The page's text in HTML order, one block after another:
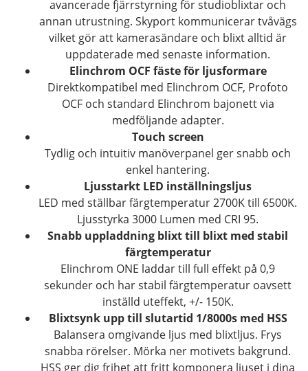
avancerade fjärrstyrning för studioblixtar och
annan utrustning. Skyport kommunicerar tvåvägs
vilket gör att kamerasändare och blixt alltid är
uppdaterade med senaste information.
Elinchrom OCF fäste för ljusformare
Direktkompatibel med Elinchrom OCF, Profoto
OCF och standard Elinchrom bajonett via
medföljande adapter.
Touch screen
Tydlig och intuitiv manöverpanel ger snabb och
enkel hantering.
Ljusstarkt LED inställningsljus
LED med ställbar färgtemperatur 2700K till 6500K.
Ljusstyrka 3000 Lumen med CRI 95.
Snabb uppladdning blixt till blixt med stabil
färgtemperatur
Elinchrom ONE laddar till full effekt på 0,9
sekunder och har stabil färgtemperatur oavsett
inställd uteffekt, +/- 150K.
Blixtsynk upp till slutartid 1/8000s med HSS
Balansera omgivande ljus med blixtljus. Frys
snabba rörelser. Mörka ner motivets bakgrund.
HSS ger dig frihet att fritt komponera ljuset i dina